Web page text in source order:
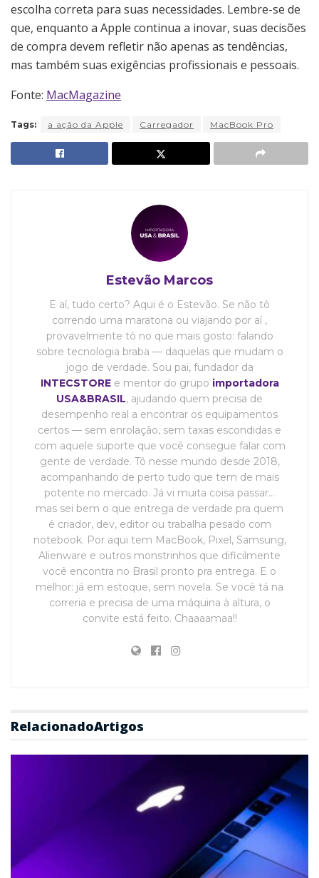
escolha correta para suas necessidades. Lembre-se de
que, enquanto a Apple continua a inovar, suas decisões
de compra devem refletir não apenas as tendências,
mas também suas exigências profissionais e pessoais.
Fonte: MacMagazine
Tags: a ação da Apple Carregador MacBook Pro
Estevão Marcos
E aí, tudo certo? Aqui é o Estevão. Se não tô
correndo uma maratona ou viajando por aí ,
provavelmente tô no que mais gosto: falando
sobre tecnologia braba — daquelas que mudam o
jogo de verdade. Sou pai, fundador da
INTECSTOREe mentor do grupo importadora
USA&BRASIL, ajudando quem precisa de
desempenho real a encontrar os equipamentos
certos — sem enrolação, sem taxas escondidas e
com aquele suporte que você consegue falar com
gente de verdade. Tô nesse mundo desde 2018,
acompanhando de perto tudo que tem de mais
potente no mercado. Já vi muita coisa passar…
mas sei bem o que entrega de verdade pra quem
é criador, dev, editor ou trabalha pesado com
notebook. Por aqui tem MacBook, Pixel, Samsung,
Alienware e outros monstrinhos que dificilmente
você encontra no Brasil pronto pra entrega. E o
melhor: já em estoque, sem novela. Se você tá na
correria e precisa de uma máquina à altura, o
convite está feito. Chaaaamaa!!
RelacionadoArtigos